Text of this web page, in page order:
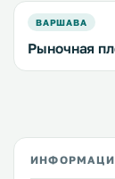
ВАРШАВА
Рыночная